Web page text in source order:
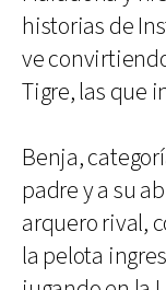
historias de
ve
Tigre, las que
Benja,
padre y a su
arquero rival,
la pelota